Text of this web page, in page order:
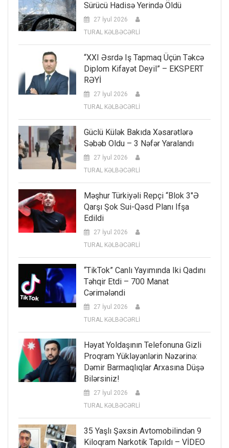
Sürücü Hadisə Yerində Öldü
27 İyul 2026
TURAL KƏLBƏCƏRLİ
“XXI Əsrdə Iş Tapmaq Üçün Təkcə
Diplom Kifayət Deyil” – EKSPERT
RƏYİ
27 İyul 2026
TURAL KƏLBƏCƏRLİ
Güclü Külək Bakıda Xəsarətlərə
Səbəb Oldu – 3 Nəfər Yaralandı
27 İyul 2026
TURAL KƏLBƏCƏRLİ
Məşhur Türkiyəli Repçi “Blok 3″ə
Qarşı Şok Sui-Qəsd Planı Ifşa
Edildi
27 İyul 2026
TURAL KƏLBƏCƏRLİ
“TikTok” Canlı Yayımında Iki Qadını
Təhqir Etdi – 700 Manat
Cərimələndi
27 İyul 2026
TURAL KƏLBƏCƏRLİ
Həyat Yoldaşının Telefonuna Gizli
Proqram Yükləyənlərin Nəzərinə:
Dəmir Barmaqlıqlar Arxasına Düşə
Bilərsiniz!
27 İyul 2026
TURAL KƏLBƏCƏRLİ
35 Yaşlı Şəxsin Avtomobilindən 9
Kiloqram Narkotik Tapıldı – VİDEO